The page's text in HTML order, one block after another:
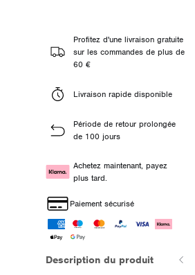
Profitez d'une livraison gratuite
sur les commandes de plus de
60 €
Livraison rapide disponible
Période de retour prolongée
de 100 jours
Achetez maintenant, payez
plus tard.
Paiement sécurisé
Description du produit